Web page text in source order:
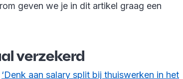
geven we je in dit artikel graag een
verzekerd
‘Denk aan salary split bij thuiswerken in het